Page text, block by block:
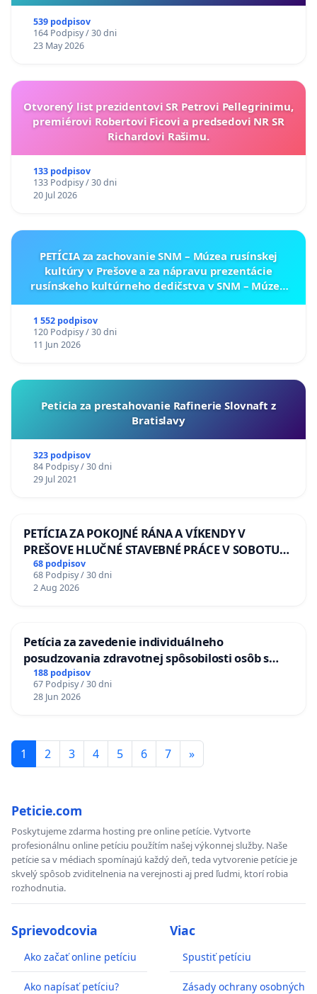
539 podpisov
164 Podpisy / 30 dni
23 May 2026
Otvorený list prezidentovi SR Petrovi Pellegrinimu,
premiérovi Robertovi Ficovi a predsedovi NR SR
Richardovi Rašimu.
133 podpisov
133 Podpisy / 30 dni
20 Jul 2026
PETÍCIA za zachovanie SNM – Múzea rusínskej
kultúry v Prešove a za nápravu prezentácie
rusínskeho kultúrneho dedičstva v SNM – Múzeu
1 552 podpisov
120 Podpisy / 30 dni
11 Jun 2026
Peticia za prestahovanie Rafinerie Slovnaft z
Bratislavy
323 podpisov
84 Podpisy / 30 dni
29 Jul 2021
PETÍCIA ZA POKOJNÉ RÁNA A VÍKENDY V
PREŠOVE HLUČNÉ STAVEBNÉ PRÁCE V SOBOTU
LEN OD 9.00 DO 13.00 HOD., CEZ PRACOVNÝ
TÝŽDEŇ CIEĽ 8.00 – 18.00 HOD. A PRAVIDELNÁ
KONTROLA STAVBY C-AREA NA
68 podpisov
68 Podpisy / 30 dni
2 Aug 2026
Petícia za zavedenie individuálneho
posudzovania zdravotnej spôsobilosti osôb s
diabetom 1. a 2. typu pri prijímaní do
Policajného zboru SR
188 podpisov
67 Podpisy / 30 dni
28 Jun 2026
1 2 3 4 5 6 7 »
Peticie.com
Poskytujeme zdarma hosting pre online petície. Vytvorte
profesionálnu online petíciu použítím našej výkonnej služby. Naše
petície sa v médiach spomínajú každý deň, teda vytvorenie petície je
skvelý spôsob zviditelnenia na verejnosti aj pred ľudmi, ktorí robia
rozhodnutia.
Sprievodcovia
Ako začať online petíciu
Ako napísať petíciu?
Viac
Spustiť petíciu
Zásady ochrany osobných